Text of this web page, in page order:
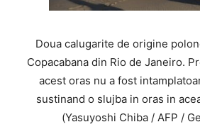
Doua calugarite de origine
Copacabana din Rio de Janeiro.
acest oras nu a fost
sustinand o slujba in oras in
(Yasuyoshi Chiba / AFP /